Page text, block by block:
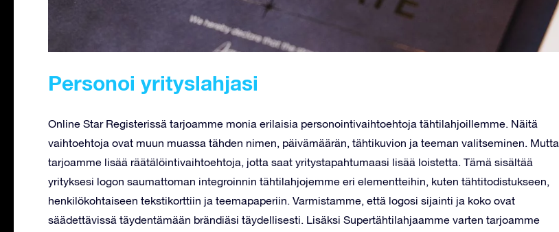
Personoi yrityslahjasi
Online Star Registerissä tarjoamme monia erilaisia personointivaihtoehtoja tähtilahjoillemme. Näitä
vaihtoehtoja ovat muun muassa tähden nimen, päivämäärän, tähtikuvion ja teeman valitseminen. Mutta
tarjoamme lisää räätälöintivaihtoehtoja, jotta saat yritystapahtumaasi lisää loistetta. Tämä sisältää
yrityksesi logon saumattoman integroinnin tähtilahjojemme eri elementteihin, kuten tähtitodistukseen,
henkilökohtaiseen tekstikorttiin ja teemapaperiin. Varmistamme, että logosi sijainti ja koko ovat
säädettävissä täydentämään brändiäsi täydellisesti. Lisäksi Supertähtilahjaamme varten tarjoamme